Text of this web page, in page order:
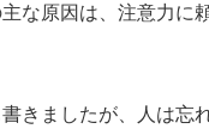
な原因は、注意力に
きましたが、人は忘